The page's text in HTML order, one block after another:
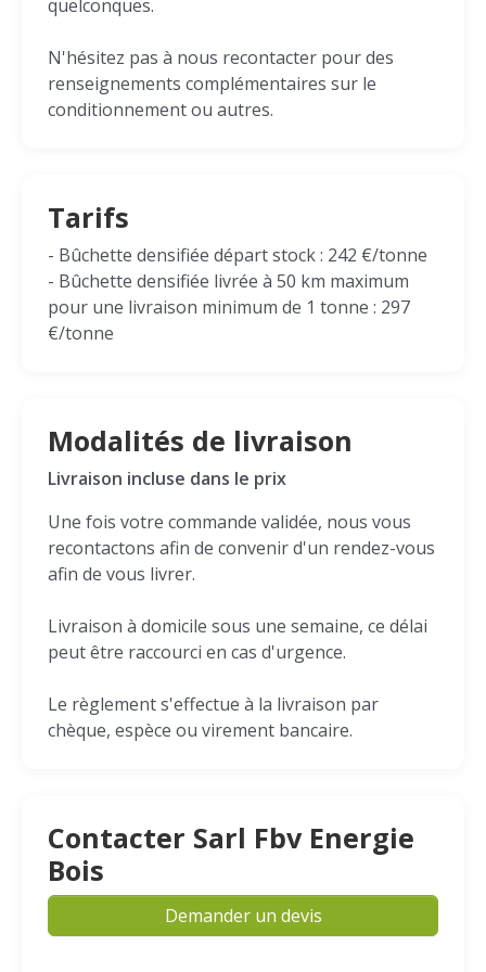
quelconques.
N'hésitez pas à nous recontacter pour des
renseignements complémentaires sur le
conditionnement ou autres.
Tarifs
- Bûchette densifiée départ stock : 242 €/tonne
- Bûchette densifiée livrée à 50 km maximum
pour une livraison minimum de 1 tonne : 297
€/tonne
Modalités de livraison
Livraison incluse dans le prix
Une fois votre commande validée, nous vous
recontactons afin de convenir d'un rendez-vous
afin de vous livrer.
Livraison à domicile sous une semaine, ce délai
peut être raccourci en cas d'urgence.
Le règlement s'effectue à la livraison par
chèque, espèce ou virement bancaire.
Contacter Sarl Fbv Energie
Bois
Demander un devis